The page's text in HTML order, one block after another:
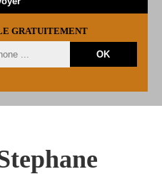
GRATUITEMENT